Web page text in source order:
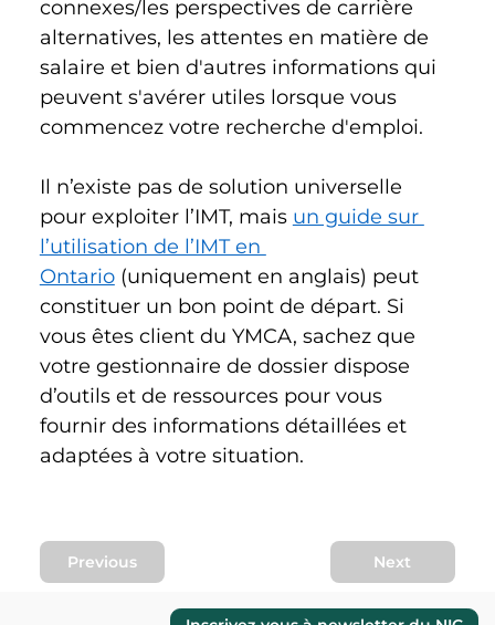
connexes/les perspectives de carrière
alternatives, les attentes en matière de
salaire et bien d'autres informations qui
peuvent s'avérer utiles lorsque vous
commencez votre recherche d'emploi.
Il n’existe pas de solution universelle
pour exploiter l’IMT, mais un guide sur
l’utilisation de l’IMT en
Ontario (uniquement en anglais) peut
constituer un bon point de départ. Si
vous êtes client du YMCA, sachez que
votre gestionnaire de dossier dispose
d’outils et de ressources pour vous
fournir des informations détaillées et
adaptées à votre situation.
Previous Next